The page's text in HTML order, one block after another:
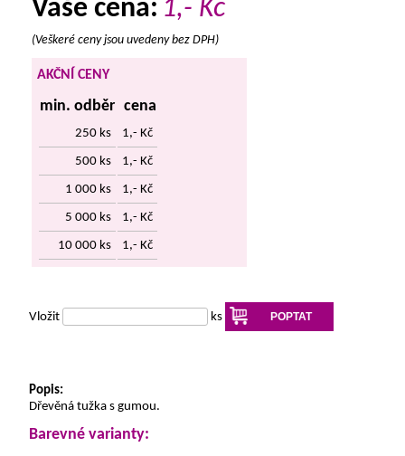
Vaše cena: 1,- Kč
(Veškeré ceny jsou uvedeny bez DPH)
AKČNÍ CENY
min. odběr cena
250 ks 1,- Kč
500 ks 1,- Kč
1 000 ks 1,- Kč
5 000 ks 1,- Kč
10 000 ks 1,- Kč
Vložit ks POPTAT
Popis:
Dřevěná tužka s gumou.
Barevné varianty: